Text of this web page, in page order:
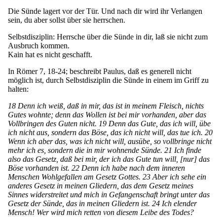
Die Sünde lagert vor der Tür. Und nach dir wird ihr Verlangen
sein, du aber sollst über sie herrschen.
Selbstdisziplin: Herrsche über die Sünde in dir, laß sie nicht zum
Ausbruch kommen.
Kain hat es nicht geschafft.
In Römer 7, 18-24; beschreibt Paulus, daß es generell nicht
möglich ist, durch Selbstdisziplin die Sünde in einem im Griff zu
halten:
18 Denn ich weiß, daß in mir, das ist in meinem Fleisch, nichts
Gutes wohnte; denn das Wollen ist bei mir vorhanden, aber das
Vollbringen des Guten nicht. 19 Denn das Gute, das ich will, übe
ich nicht aus, sondern das Böse, das ich nicht will, das tue ich. 20
Wenn ich aber das, was ich nicht will, ausübe, so vollbringe nicht
mehr ich es, sondern die in mir wohnende Sünde. 21 Ich finde
also das Gesetz, daß bei mir, der ich das Gute tun will, [nur] das
Böse vorhanden ist. 22 Denn ich habe nach dem inneren
Menschen Wohlgefallen am Gesetz Gottes. 23 Aber ich sehe ein
anderes Gesetz in meinen Gliedern, das dem Gesetz meines
Sinnes widerstreitet und mich in Gefangenschaft bringt unter das
Gesetz der Sünde, das in meinen Gliedern ist. 24 Ich elender
Mensch! Wer wird mich retten von diesem Leibe des Todes?